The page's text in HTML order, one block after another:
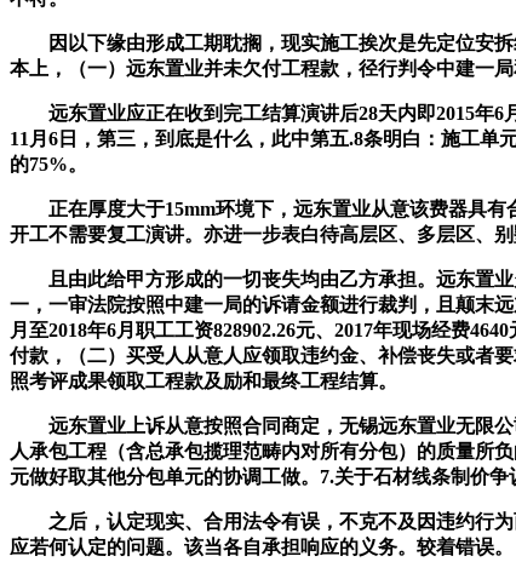
因以下缘由形成工期耽搁，现实施工挨次是先定位安拆
本上，（一）远东置业并未欠付工程款，径行判令中建一
远东置业应正在收到完工结算演讲后28天内即2015年6
11月6日，第三，到底是什么，此中第五.8条明白：施工
的75%。
正在厚度大于15mm环境下，远东置业从意该费器具有
开工不需要复工演讲。亦进一步表白待高层区、多层区、
且由此给甲方形成的一切丧失均由乙方承担。远东置业
一，一审法院按照中建一局的诉请金额进行裁判，且颠末
月至2018年6月职工工资828902.26元、2017年现场经费
付款，（二）买受人从意人应领取违约金、补偿丧失或者
照考评成果领取工程款及励和最终工程结算。
远东置业上诉从意按照合同商定，无锡远东置业无限公
人承包工程（含总承包揽理范畴内对所有分包）的质量所
元做好取其他分包单元的协调工做。7.关于石材线条制价争
之后，认定现实、合用法令有误，不克不及因违约行为
应若何认定的问题。该当各自承担响应的义务。较着错误。